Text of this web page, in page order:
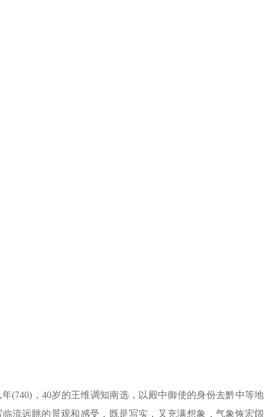
，40岁的王维调知南选，以殿中御使的身份去黔中等地
流远眺的景观和感受，既是写实，又充满想象，气象恢宏阔